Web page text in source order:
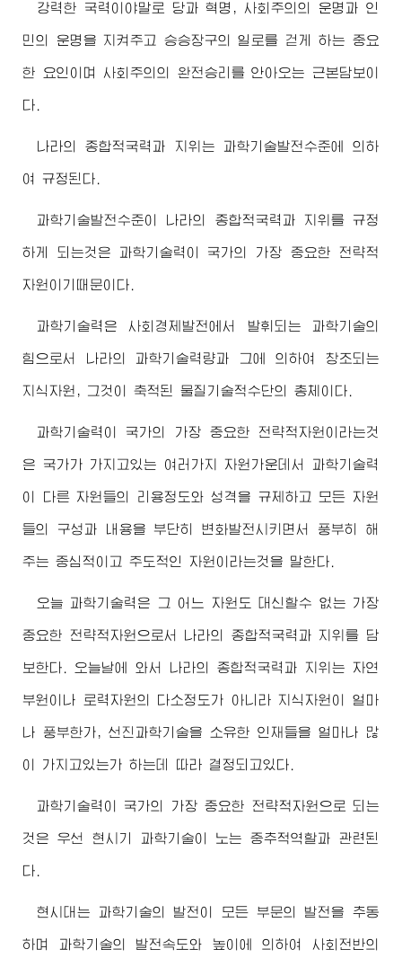
강력한 국력이야말로 당과 혁명, 사회주의의 운명과 인
민의 운명을 지켜주고 승승장구의 일로를 걷게 하는 중요
한 요인이며 사회주의의 완전승리를 안아오는 근본담보이
다.
나라의 종합적국력과 지위는 과학기술발전수준에 의하
여 규정된다.
과학기술발전수준이 나라의 종합적국력과 지위를 규정
하게 되는것은 과학기술력이 국가의 가장 중요한 전략적
자원이기때문이다.
과학기술력은 사회경제발전에서 발휘되는 과학기술의
힘으로서 나라의 과학기술력량과 그에 의하여 창조되는
지식자원, 그것이 축적된 물질기술적수단의 총체이다.
과학기술력이 국가의 가장 중요한 전략적자원이라는것
은 국가가 가지고있는 여러가지 자원가운데서 과학기술력
이 다른 자원들의 리용정도와 성격을 규제하고 모든 자원
들의 구성과 내용을 부단히 변화발전시키면서 풍부히 해
주는 중심적이고 주도적인 자원이라는것을 말한다.
오늘 과학기술력은 그 어느 자원도 대신할수 없는 가장
중요한 전략적자원으로서 나라의 종합적국력과 지위를 담
보한다. 오늘날에 와서 나라의 종합적국력과 지위는 자연
부원이나 로력자원의 다소정도가 아니라 지식자원이 얼마
나 풍부한가, 선진과학기술을 소유한 인재들을 얼마나 많
이 가지고있는가 하는데 따라 결정되고있다.
과학기술력이 국가의 가장 중요한 전략적자원으로 되는
것은 우선 현시기 과학기술이 노는 중추적역할과 관련된
다.
현시대는 과학기술의 발전이 모든 부문의 발전을 추동
하며 과학기술의 발전속도와 높이에 의하여 사회전반의